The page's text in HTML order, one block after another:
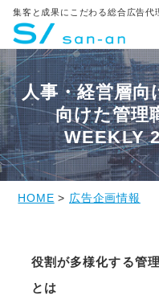
集客と成果にこだわる総合広告代
人事・経営層向
向けた管理
WEEKLY
HOME > 広告企画情報
役割が多様化する管
とは